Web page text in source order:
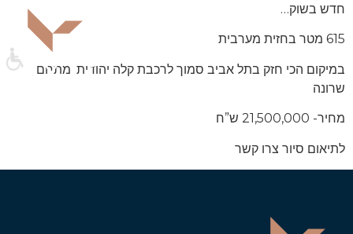
חדש בשוק…
615 מטר בחזית מערבית
במיקום הכי חזק בתל אביב סמוך לרכבת קלה יהודית ,מתחם
שרונה
מחיר- 21,500,000 ש”ח
לתיאום סיור צרו קשר